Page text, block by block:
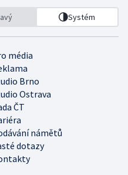
Systém
média
Brno
Ostrava
ČT
námětů
dotazy